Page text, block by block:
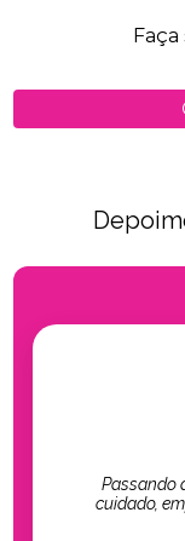
Passando
cuidado,